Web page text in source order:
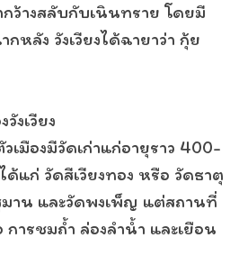
กว้างสลับกับเนินทราย โดยมี
หลัง วังเวียงได้ฉายาว่า กุ้ย
งเวียง
มีวัดเก่าแก่อายุราว 400-
แก่ วัดสีเวียงทอง หรือ วัดธาตุ
าน และวัดพงเพ็ญ แต่สถานที่
ารชมถ้ำ ล่องลำน้ำ และเยือน